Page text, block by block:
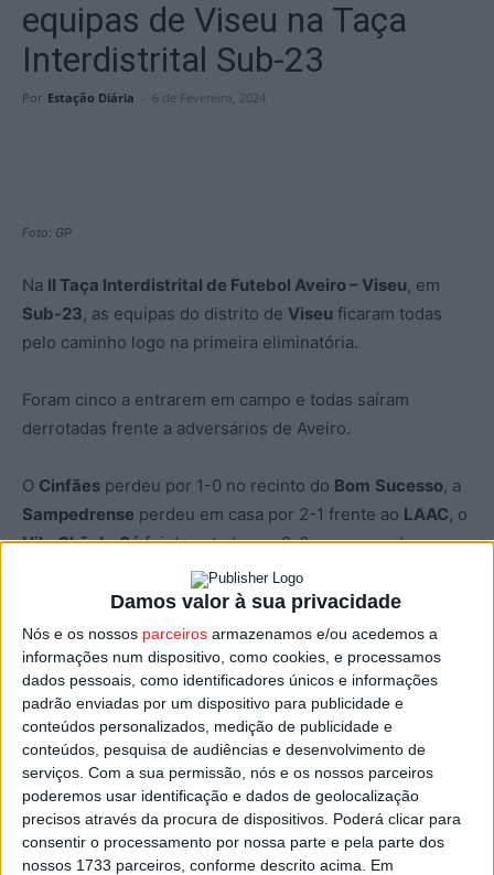
Damos valor à sua privacidade
Nós e os nossos parceiros armazenamos e/ou acedemos a
informações num dispositivo, como cookies, e processamos
dados pessoais, como identificadores únicos e informações
padrão enviadas por um dispositivo para publicidade e
conteúdos personalizados, medição de publicidade e
conteúdos, pesquisa de audiências e desenvolvimento de
serviços. Com a sua permissão, nós e os nossos parceiros
poderemos usar identificação e dados de geolocalização
precisos através da procura de dispositivos. Poderá clicar para
consentir o processamento por nossa parte e pela parte dos
nossos 1733 parceiros, conforme descrito acima. Em
equipas de Viseu na Taça
Interdistrital Sub-23
Por Estação Diária - 6 de Fevereiro, 2024
Foto: GP
Na II Taça Interdistrital de Futebol Aveiro – Viseu, em
Sub-23, as equipas do distrito de Viseu ficaram todas
pelo caminho logo na primeira eliminatória.
Foram cinco a entrarem em campo e todas saíram
derrotadas frente a adversários de Aveiro.
O Cinfães perdeu por 1-0 no recinto do Bom Sucesso, a
Sampedrense perdeu em casa por 2-1 frente ao LAAC, o
Vila Chã de Sáfoi derrotado por 2-0 no campo do
Santacombadenseperdeu em casa por 2-0
Vicente Pereira eOs Repesensestambém
não fizeram melhor e foram batidos por 2-o pelo
Florgrade.
Assim, as oito equipas no sorteio da 2.ª Eliminatória
desta II Taça Interdistrital Aveiro – Viseu, em futebol
Sub23, serão todas filiadas da Associação de Futebol de
Aveiro.
Esta e outras notícias para ouvir na Estação Diária – 96.8